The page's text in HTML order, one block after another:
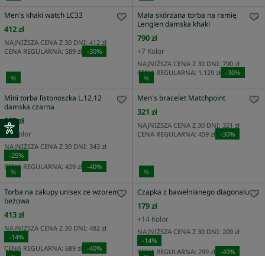
Men's khaki watch LC33
412 zł
NAJNIŻSZA CENA Z 30 DNI: 412 zł
CENA REGULARNA: 589 zł -30%
Mała skórzana torba na ramię
Lenglen damska khaki
790 zł
+7 Kolor
NAJNIŻSZA CENA Z 30 DNI: 790 zł
CENA REGULARNA: 1.129 zł -30%
%
Mini torba listonoszka L.12.12
damska czarna
257 zł
+3 Kolor
NAJNIŻSZA CENA Z 30 DNI: 343 zł
-25%
CENA REGULARNA: 429 zł -40%
%
Men's bracelet Matchpoint
321 zł
NAJNIŻSZA CENA Z 30 DNI: 321 zł
CENA REGULARNA: 459 zł -30%
%
Torba na zakupy unisex ze wzorem
beżowa
413 zł
NAJNIŻSZA CENA Z 30 DNI: 482 zł
-14%
CENA REGULARNA: 689 zł -40%
%
Czapka z bawełnianego diagonalu
179 zł
+14 Kolor
NAJNIŻSZA CENA Z 30 DNI: 209 zł
-14%
CENA REGULARNA: 299 zł -40%